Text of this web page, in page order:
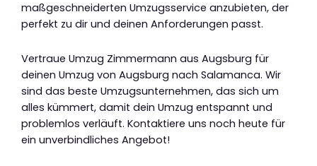
maßgeschneiderten Umzugsservice anzubieten, der
perfekt zu dir und deinen Anforderungen passt.
Vertraue Umzug Zimmermann aus Augsburg für
deinen Umzug von Augsburg nach Salamanca. Wir
sind das beste Umzugsunternehmen, das sich um
alles kümmert, damit dein Umzug entspannt und
problemlos verläuft. Kontaktiere uns noch heute für
ein unverbindliches Angebot!